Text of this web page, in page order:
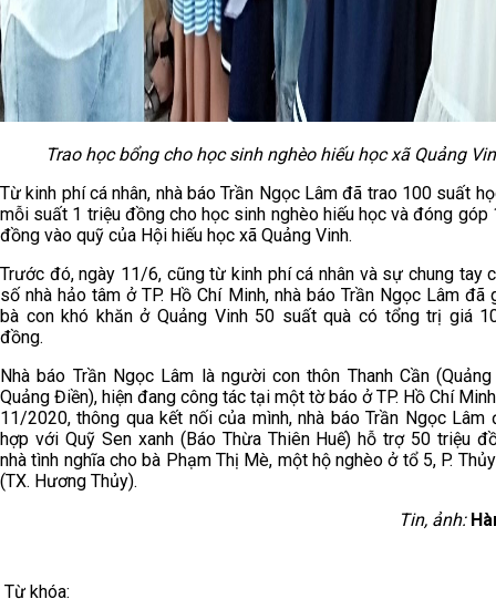
Trao học bổng cho học sinh nghèo hiếu học xã Quảng
Từ kinh phí cá nhân, nhà báo Trần Ngọc Lâm đã trao 100 suất
mỗi suất 1 triệu đồng cho học sinh nghèo hiếu học và đóng góp
đồng vào quỹ của Hội hiếu học xã Quảng Vinh.
Trước đó, ngày 11/6, cũng từ kinh phí cá nhân và sự chung tay
số nhà hảo tâm ở TP. Hồ Chí Minh, nhà báo Trần Ngọc Lâm đã
bà con khó khăn ở Quảng Vinh 50 suất quà có tổng trị giá
đồng.
Nhà báo Trần Ngọc Lâm là người con thôn Thanh Cần
Quảng Điền), hiện đang công tác tại một tờ báo ở TP. Hồ Chí
11/2020, thông qua kết nối của mình, nhà báo Trần Ngọc Lâm
hợp với Quỹ Sen xanh (Báo Thừa Thiên Huế) hỗ trợ 50 triệu
nhà tình nghĩa cho bà Phạm Thị Mè, một hộ nghèo ở tổ 5, P.
(TX. Hương Thủy).
Tin, ảnh:
Từ khóa: